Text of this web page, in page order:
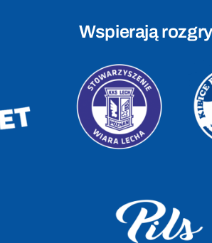
Wspierają